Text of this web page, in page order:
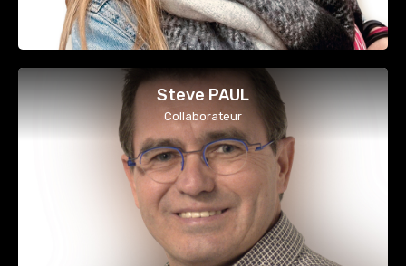
Steve PAUL
Collaborateur